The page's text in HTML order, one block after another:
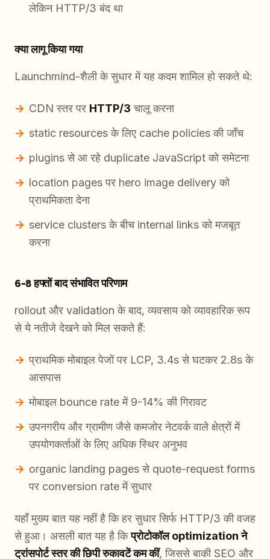
लेकिन HTTP/3 बंद था
क्या लागू किया गया
Launchmind-शैली के सुधार में यह कदम शामिल हो सकते थे:
CDN स्तर पर HTTP/3 चालू करना
static resources के लिए cache policies की जाँच
plugins से आ रहे duplicate JavaScript को समेटना
location pages पर hero image delivery को
प्राथमिकता देना
service clusters के बीच internal links को मजबूत
करना
6-8 हफ्तों बाद संभावित परिणाम
rollout और validation के बाद, व्यवसाय को व्यावहारिक रूप
से ये नतीजे देखने को मिल सकते हैं:
प्राथमिक मोबाइल पेजों पर LCP, 3.4s से घटकर 2.8s के
आसपास
मोबाइल bounce rate में 9-14% की गिरावट
उपनगरीय और ग्रामीण जैसे कमजोर नेटवर्क वाले क्षेत्रों में
उपयोगकर्ताओं के लिए अधिक स्थिर अनुभव
organic landing pages से quote-request forms
पर conversion rate में सुधार
यहाँ मुख्य बात यह नहीं है कि हर सुधार सिर्फ HTTP/3 की वजह
से हुआ। असली बात यह है किप्रोटोकॉल optimization ने
ट्रांसपोर्ट स्तर की छिपी रुकावटें कम कीं, जिससे बाकी SEO और